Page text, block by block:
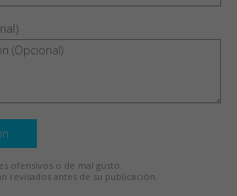
ofensivos o de mal gusto.
revisados antes de su publicación.